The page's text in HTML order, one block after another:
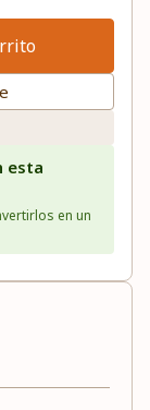
esta
en un